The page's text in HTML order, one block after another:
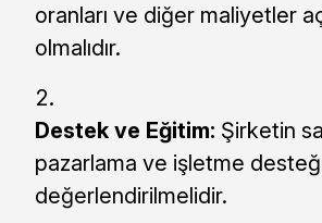
oranları ve diğer maliyetler
olmalıdır.
Destek ve Eğitim: Şirketin
pazarlama ve işletme
değerlendirilmelidir.